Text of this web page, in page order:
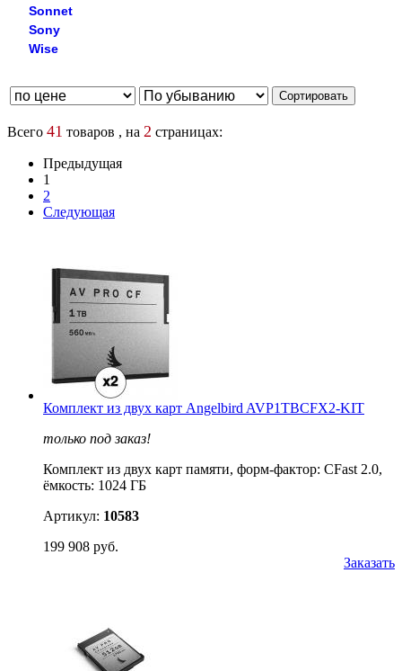
Sonnet
Sony
Wise
Всего 41 товаров , на 2 страницах:
Предыдущая
1
2
Следующая
Комплект из двух карт Angelbird AVP1TBCFX2-KIT
только под заказ!
Комплект из двух карт памяти, форм-фактор: CFast 2.0,
ёмкость: 1024 ГБ
Артикул: 10583
199 908 руб.
Заказать